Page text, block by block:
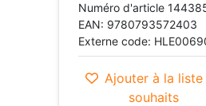
Numéro d'article
EAN: 9780793572403
Externe code:
Ajouter à la liste
souhaits